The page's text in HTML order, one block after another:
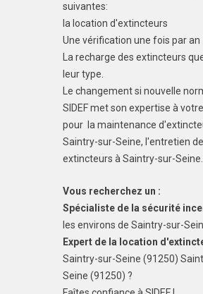
suivantes:
la location d'extincteurs
Une vérification une fois par an
La recharge des extincteurs
leur type.
Le changement si nouvelle
SIDEF met son expertise à
pour la maintenance
Saintry-sur-Seine, l'entretien
extincteurs à Saintry-sur-Seine.
Vous recherchez un :
Spécialiste de la sécurité
les environs de Saintry-sur-
Expert de la location
Saintry-sur-Seine (91250)
Seine (91250) ?